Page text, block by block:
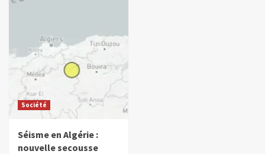
Société
Séisme en Algérie :
nouvelle secousse